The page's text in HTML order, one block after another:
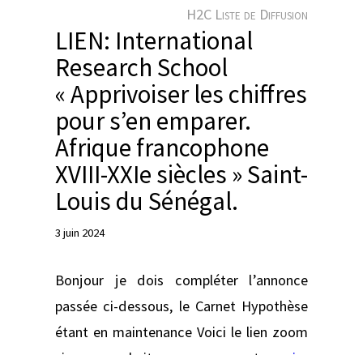
r
H2C Liste de Diffusion
LIEN: International
Research School
« Apprivoiser les chiffres
pour s’en emparer.
Afrique francophone
XVIII-XXIe siècles » Saint-
Louis du Sénégal.
3 juin 2024
Bonjour je dois compléter l’annonce
passée ci-dessous, le Carnet Hypothèse
étant en maintenance Voici le lien zoom